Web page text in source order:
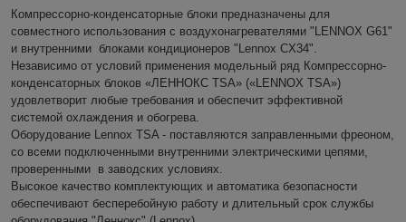
Компрессорно-конденсаторные блоки предназначены для
совместного использования с воздухонагревателями "LENNOX G61"
и внутренними блоками кондиционеров "Lennox СX34".
Независимо от условий применения модельный ряд Компрессорно-
конденсаторных блоков «ЛЕННОКС TSA» («LENNOX TSA»)
удовлетворит любые требования и обеспечит эффективной
системой охлаждения и обогрева.
Оборудование Lennox TSA - поставляются заправленными фреоном,
со всеми подключенными внутренними электрическими цепями,
проверенными в заводских условиях.
Высокое качество комплектующих и автоматика безопасности
обеспечивают бесперебойную работу и длительный срок службы